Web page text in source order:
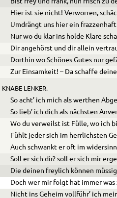
Bist frey und frank, nun frisch zu
Hier ist sie nicht! Verworren,
Umdrängt uns hier ein
Nur wo du klar ins holde Klare
Dir angehörst und dir allein
Dorthin wo Schönes Gutes nur
Zur Einsamkeit! – Da schaffe
KNABE LENKER.
So acht’ ich mich als werthen
So lieb’ ich dich als nächsten
Wo du verweilst ist Fülle, wo ich
Fühlt jeder sich im herrlichsten
Auch schwankt er oft im
Soll er sich dir? soll er sich mir
Die deinen freylich können
Doch wer mir folgt hat immer was
Nicht ins Geheim vollführ’ ich